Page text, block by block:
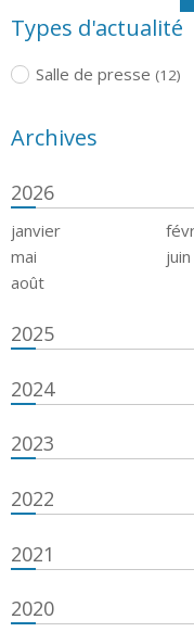
Types d'actualité
Salle de presse (12)
Archives
2026
janvier
mai
juin
août
2025
2024
2023
2022
2021
2020